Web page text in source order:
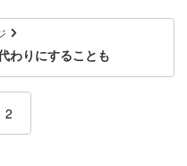
わりにすることも
2